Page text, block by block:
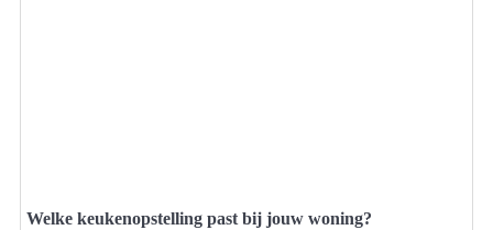
Welke keukenopstelling past bij jouw woning?